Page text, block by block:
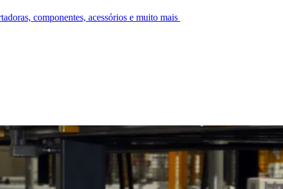
componentes, acessórios e muito mais